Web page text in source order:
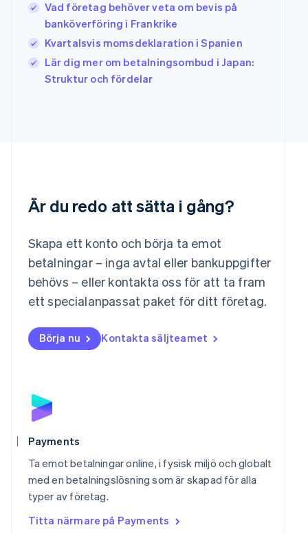
Vad företag behöver veta om bevis på
banköverföring i Frankrike
Kvartalsvis momsdeklaration i Spanien
Lär dig mer om betalningsombud i Japan:
Struktur och fördelar
Är du redo att sätta i gång?
Skapa ett konto och börja ta emot
betalningar – inga avtal eller bankuppgifter
behövs – eller kontakta oss för att ta fram
ett specialanpassat paket för ditt företag.
Börja nu Kontakta säljteamet
Payments
Ta emot betalningar online, i fysisk miljö och globalt
med en betalningslösning som är skapad för alla
typer av företag.
Titta närmare på Payments
Japan
日本語English
Kanada
EnglishFrançais
Kroatien
English Italiano
Lettland
Malaysia
English
Mexiko
EspañolEnglish
Nederländerna
NederlandsEnglish
English
Nya Zeeland
Português
English
DeutschFrançaisItalianoEnglish
Singapore
English简体中文
English